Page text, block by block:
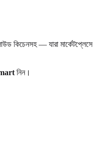
কিচেনসহ — যারা মার্কেটপ্লেসে
নিন।